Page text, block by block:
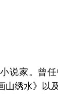
说家。曾
绣水》 以